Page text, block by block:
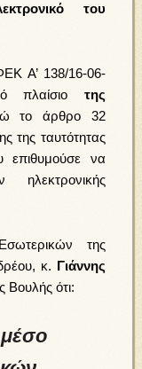
του
Α’ 138/16-06-
πλαίσιο της
το άρθρο 32
της ταυτότητας
επιθυμούσε να
της
κ. Γιάννης
ότι:
μέσο